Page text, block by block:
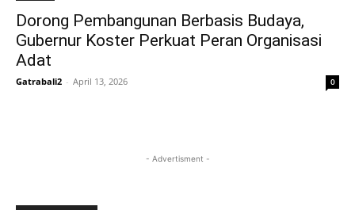
Dorong Pembangunan Berbasis Budaya,
Gubernur Koster Perkuat Peran Organisasi
Adat
Gatrabali2 - April 13, 2026 0
- Advertisment -